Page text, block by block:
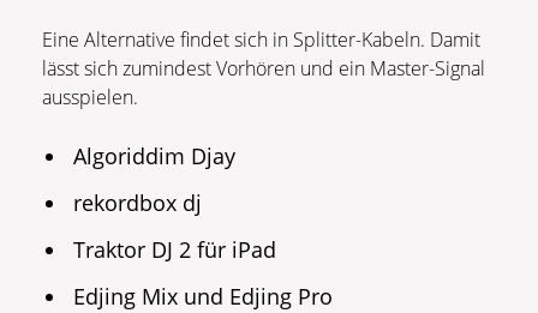
Eine Alternative findet sich in Splitter-Kabeln. Damit
lässt sich zumindest Vorhören und ein Master-Signal
ausspielen.
Algoriddim Djay
rekordbox dj
Traktor DJ 2 für iPad
Edjing Mix und Edjing Pro